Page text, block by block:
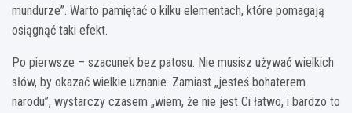
mundurze”. Warto pamiętać o kilku elementach, które pomagają
osiągnąć taki efekt.
Po pierwsze – szacunek bez patosu. Nie musisz używać wielkich
słów, by okazać wielkie uznanie. Zamiast „jesteś bohaterem
narodu”, wystarczy czasem „wiem, że nie jest Ci łatwo, i bardzo to